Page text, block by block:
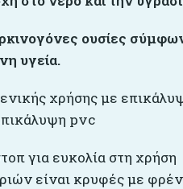
ουσίες
υγεία.
χρήσης με
pvc
για ευκολία στη χρήση
είναι κρυφές με